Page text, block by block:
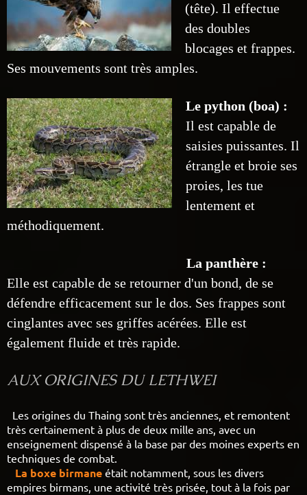
(tête). Il effectue
des doubles
blocages et frappes.
Ses mouvements sont très amples.
Le python (boa) :
Il est capable de
saisies puissantes. Il
étrangle et broie ses
proies, les tue
lentement et
méthodiquement.
La panthère :
Elle est capable de se retourner d'un bond, de se
défendre efficacement sur le dos. Ses frappes sont
cinglantes avec ses griffes acérées. Elle est
également fluide et très rapide.
AUX ORIGINES DU LETHWEI
Les origines du Thaing sont très anciennes, et remontent
très certainement à plus de deux mille ans, avec un
enseignement dispensé à la base par des moines experts en
techniques de combat.
La boxe birmane était notamment, sous les divers
empires birmans, une activité très prisée, tout à la fois par